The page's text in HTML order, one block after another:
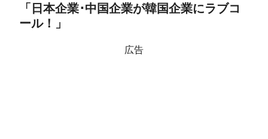
「日本企業･中国企業が韓国企業にラブコ
ール！」
広告